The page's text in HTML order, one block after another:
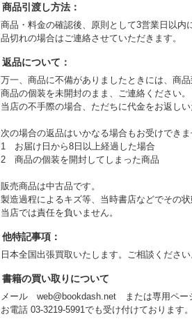
商品引渡し方法：
商品・料金の確認後、原則として3営業日以内
品切れの場合はご連絡させていただきます。
返品について：
万一、商品に不備がありましたときには、商
商品の個装を未開封のまま、ご連絡ください。
当店の不手際の場合、ただちに代金をお返しい
次の場合の返品はいかなる場合もお受けできま
1 お届け日から8日以上経過した場合
2 商品の個装を開封してしまった商品
販売商品は中古品です。
製造過程によるキズ等、当時書店などでその
当店では責任を負いません。
他特記事項：
日本全国出張買取いたします。ご相談ください
書籍の買い取りについて
メール web@bookdash.net または専用ペー
お電話 03-3219-5991でも受け付けております。